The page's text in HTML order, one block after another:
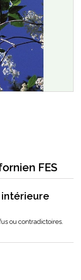
FES
intérieure
ou contradictoires.